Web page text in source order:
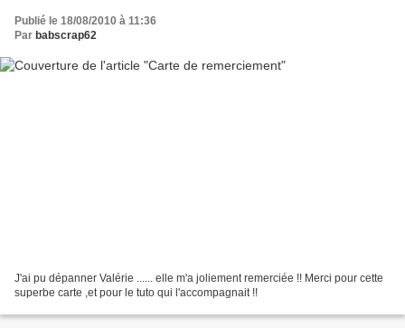
Publié le 18/08/2010 à 11:36
Par babscrap62
J'ai pu dépanner Valérie ...... elle m'a joliement remerciée !! Merci pour cette
superbe carte ,et pour le tuto qui l'accompagnait !!